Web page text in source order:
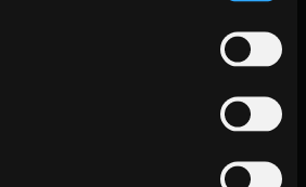
en sluit na elke handeling de deksel
in met olijfolie. Verdeel een
over de plancha, ongeveer ter
smashburger. Leg hier een